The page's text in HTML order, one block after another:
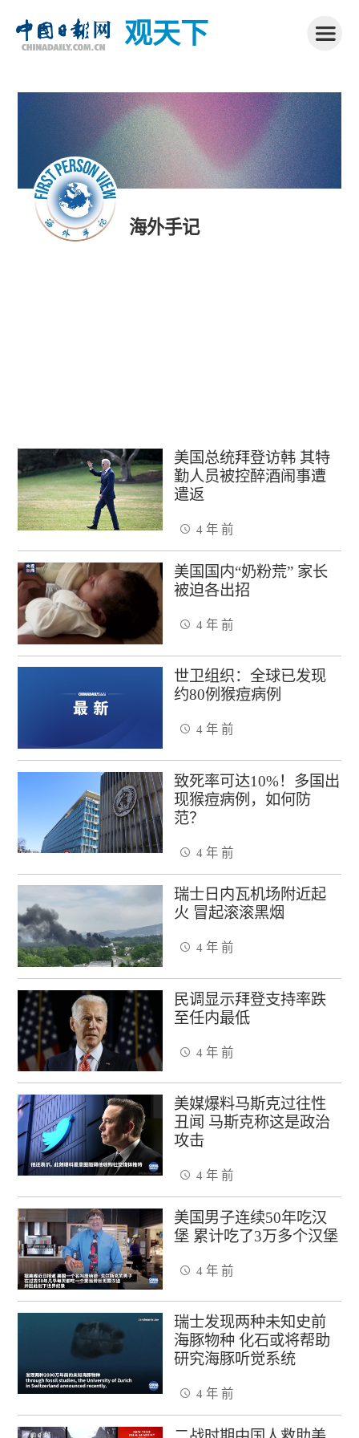
观天下
海外手记
美国总统拜登访韩 其特
勤人员被控醉酒闹事遭
遣返
4 年 前
美国国内“奶粉荒” 家长
被迫各出招
4 年 前
世卫组织：全球已发现
约80例猴痘病例
4 年 前
致死率可达10%！多国出
现猴痘病例，如何防
范？
4 年 前
瑞士日内瓦机场附近起
火 冒起滚滚黑烟
4 年 前
民调显示拜登支持率跌
至任内最低
4 年 前
美媒爆料马斯克过往性
丑闻 马斯克称这是政治
攻击
4 年 前
美国男子连续50年吃汉
堡 累计吃了3万多个汉堡
4 年 前
瑞士发现两种未知史前
海豚物种 化石或将帮助
研究海豚听觉系统
4 年 前